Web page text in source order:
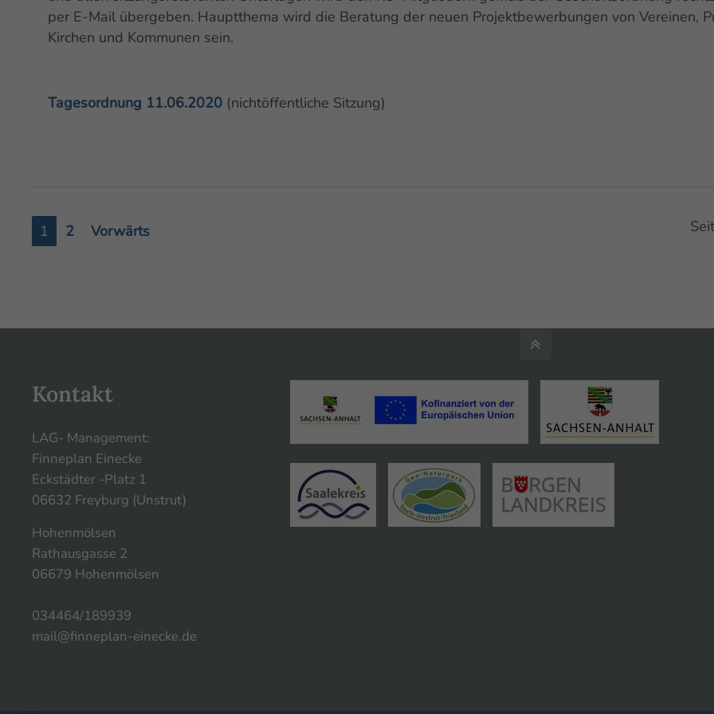
per E-Mail übergeben. Hauptthema wird die Beratung der neuen Projektbewerbungen von Vereinen,
Kirchen und Kommunen sein.
Tagesordnung 11.06.2020 (nichtöffentliche Sitzung)
1 2 Vorwärts
Kontakt
LAG- Management:
Finneplan Einecke
Eckstädter -Platz 1
06632 Freyburg (Unstrut)
Hohenmölsen
Rathausgasse 2
06679 Hohenmölsen
034464/189939
mail@finneplan-einecke.de